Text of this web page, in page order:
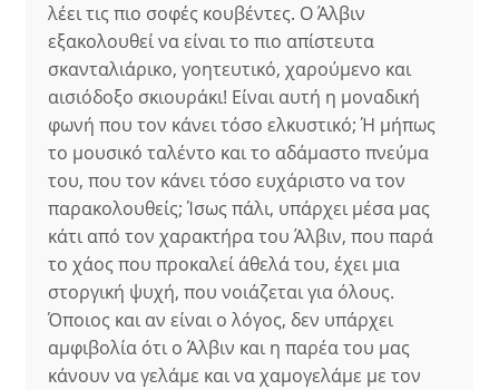
λέει τις πιο σοφές κουβέντες. Ο Άλβιν
εξακολουθεί να είναι το πιο απίστευτα
σκανταλιάρικο, γοητευτικό, χαρούμενο και
αισιόδοξο σκιουράκι! Είναι αυτή η μοναδική
φωνή που τον κάνει τόσο ελκυστικό; Ή μήπως
το μουσικό ταλέντο και το αδάμαστο πνεύμα
του, που τον κάνει τόσο ευχάριστο να τον
παρακολουθείς; Ίσως πάλι, υπάρχει μέσα μας
κάτι από τον χαρακτήρα του Άλβιν, που παρά
το χάος που προκαλεί άθελά του, έχει μια
στοργική ψυχή, που νοιάζεται για όλους.
Όποιος και αν είναι ο λόγος, δεν υπάρχει
αμφιβολία ότι ο Άλβιν και η παρέα του μας
κάνουν να γελάμε και να χαμογελάμε με τον